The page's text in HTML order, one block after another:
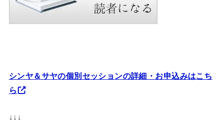
シンヤ＆サヤの個別セッションの詳細・お申込みはこち
ら
↓↓↓